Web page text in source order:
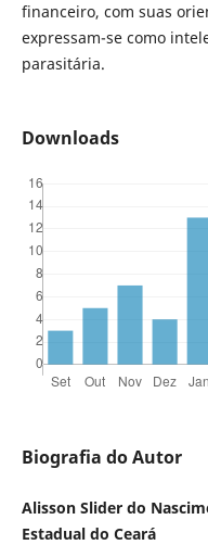
financeiro, com suas
expressam-se como
parasitária.
Downloads
Biografia do Autor
Alisson Slider do
Estadual do Ceará